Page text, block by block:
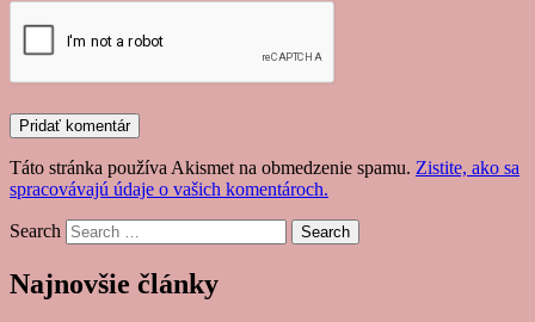
Táto stránka používa Akismet na obmedzenie spamu. Zistite, ako sa
spracovávajú údaje o vašich komentároch.
Search
Najnovšie články